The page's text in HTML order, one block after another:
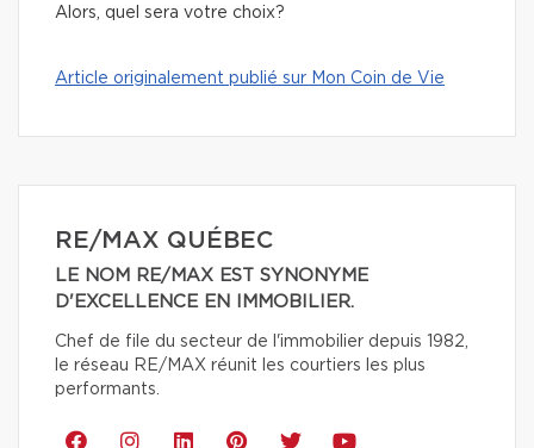
Alors, quel sera votre choix?
Article originalement publié sur Mon Coin de Vie
RE/MAX QUÉBEC
LE NOM RE/MAX EST SYNONYME
D'EXCELLENCE EN IMMOBILIER.
Chef de file du secteur de l'immobilier depuis 1982,
le réseau RE/MAX réunit les courtiers les plus
performants.